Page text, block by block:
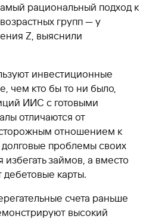
рациональный подход к
групп — у
Z, выяснили
инвестиционные
чем кто бы то ни было,
ИИС с готовыми
отличаются от
отношением к
проблемы своих
избегать займов, а вместо
дебетовые карты.
счета раньше
высокий